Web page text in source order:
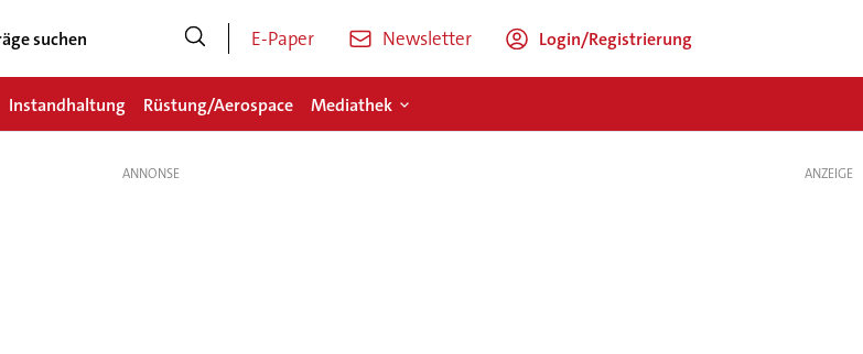
suchen E-Paper Newsletter Login/Registrierung
Instandhaltung Rüstung/Aerospace Mediathek
ANZEIGE